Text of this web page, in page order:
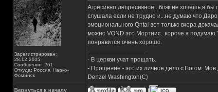
Зарегистрирован:
28.12.2005
Сообщения: 261
Откуда: Россия, Нарко-
Фоминск
Агресивно депресивное...блэк не хочешь,я
слушала если не трудно и...не думаю что
эмоционального Qntal вот только вчера
можно VOND это Мортиис...короче я
понравится очень хорошо.
- В церкви учат прощать.
- Прощение - это их личное дело с Богом. Мое
Denzel Washington(C)
Вернуться к началу